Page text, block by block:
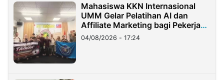
Mahasiswa KKN Internasional
UMM Gelar Pelatihan AI dan
Affiliate Marketing bagi Pekerja
Migran Indonesia di Taiwan
04/08/2026 - 17:24